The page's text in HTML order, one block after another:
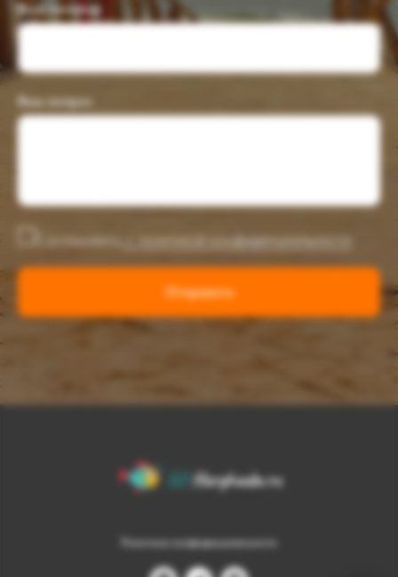
Ваш телефон
Ваш вопрос
Соглашаюсь с политикой конфиденциальности
Отправить
Политика конфиденциальности